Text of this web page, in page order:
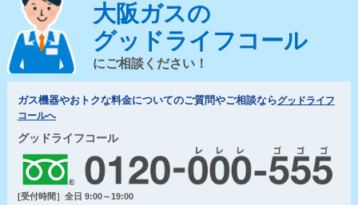
大阪ガスの
グッドライフコール
にご相談ください！
ガス機器やおトクな料金についてのご質問やご相談ならグッドライフ
コールへ
グッドライフコール
[受付時間］全日 9:00～19:00